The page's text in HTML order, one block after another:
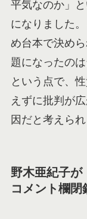
平気なのか」
になりました
め台本で決め
題になったの
という点で、
えずに批判が
因だと考えられ
野木亜紀子
コメント欄閉